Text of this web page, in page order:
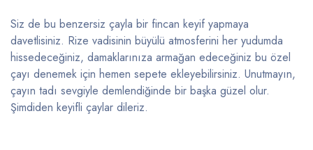
Siz de bu benzersiz çayla bir fincan keyif yapmaya
davetlisiniz. Rize vadisinin büyülü atmosferini her yudumda
hissedeceğiniz, damaklarınıza armağan edeceğiniz bu özel
çayı denemek için hemen sepete ekleyebilirsiniz. Unutmayın,
çayın tadı sevgiyle demlendiğinde bir başka güzel olur.
Şimdiden keyifli çaylar dileriz.